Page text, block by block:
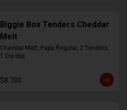
Biggie Box Tenders Cheddar
Melt
Cheddar Melt, Papa Regular, 2 Tenders,
1 Dip bbq
$8.700